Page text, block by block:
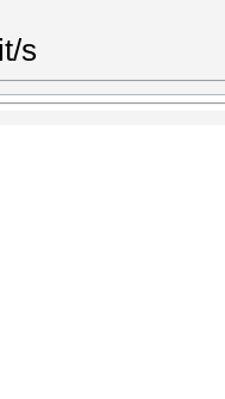
s